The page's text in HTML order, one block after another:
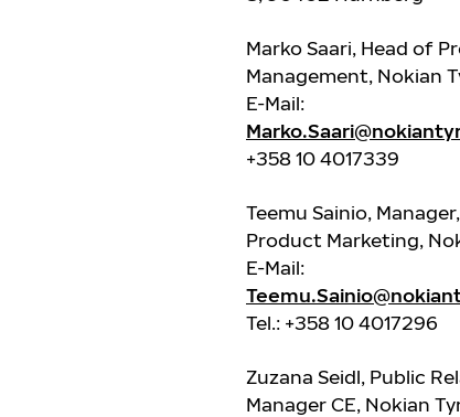
Marko Saari, Head of
Management, Nokian
E-Mail:
+358 10 4017339
Teemu Sainio,
Product Marketing,
E-Mail:
Tel.: +358 10 4017296
Zuzana Seidl, Public
Manager CE, Nokian